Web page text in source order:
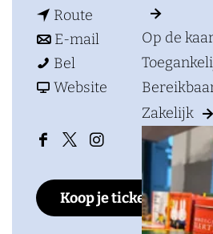
Op de
Zakelijk
a
r
U
A
D
A
Route
a
r
A
A
E-mail
a
U
D
A
Bel
A
A
Website
A
D
F
e
X
o
o
I
s
t
Koop je tickets